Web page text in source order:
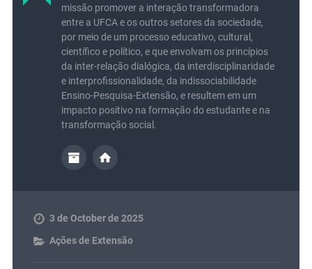
missão promover a interação transformadora
entre a UFCA e os outros setores da sociedade,
por meio de um processo educativo, cultural,
científico e político, e que envolvam os princípios
da inter-relação dialógica, da interdisciplinaridade
e interprofissionalidade, da indissociabilidade
Ensino-Pesquisa-Extensão, e resultem em um
impacto positivo na formação do estudante e na
transformação social.
3 de October de 2025
Ações de Extensão